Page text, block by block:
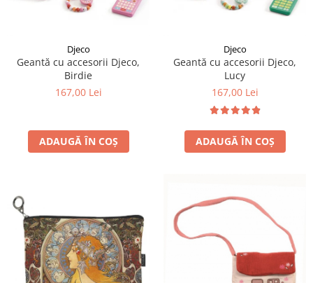
LEGO Architecture
LEGO Speed Champions
Djeco
Geantă cu accesorii Djeco,
Birdie
167,00 Lei
ADAUGĂ ÎN COȘ
Djeco
Geantă cu accesorii Djeco,
Lucy
167,00 Lei
ADAUGĂ ÎN COȘ